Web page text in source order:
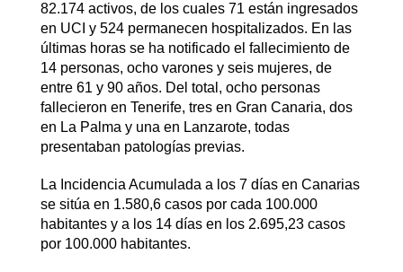
82.174 activos, de los cuales 71 están ingresados
en UCI y 524 permanecen hospitalizados. En las
últimas horas se ha notificado el fallecimiento de
14 personas, ocho varones y seis mujeres, de
entre 61 y 90 años. Del total, ocho personas
fallecieron en Tenerife, tres en Gran Canaria, dos
en La Palma y una en Lanzarote, todas
presentaban patologías previas.
La Incidencia Acumulada a los 7 días en Canarias
se sitúa en 1.580,6 casos por cada 100.000
habitantes y a los 14 días en los 2.695,23 casos
por 100.000 habitantes.